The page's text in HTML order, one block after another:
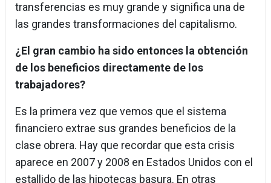
transferencias es muy grande y significa una de
las grandes transformaciones del capitalismo.
¿El gran cambio ha sido entonces la obtención
de los beneficios directamente de los
trabajadores?
Es la primera vez que vemos que el sistema
financiero extrae sus grandes beneficios de la
clase obrera. Hay que recordar que esta crisis
aparece en 2007 y 2008 en Estados Unidos con el
estallido de las hipotecas basura. En otras